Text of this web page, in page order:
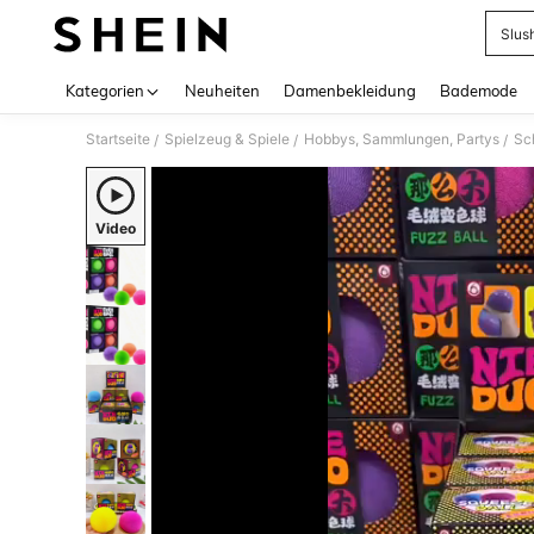
Kategorien Neuheiten Damenbekleidung Bademode
Startseite / Spielzeug & Spiele / Hobbys, Sammlungen, Partys /
Video